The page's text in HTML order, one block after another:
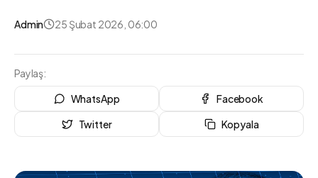
Admin 25 Şubat 2026, 06:00
Paylaş:
WhatsApp
Facebook
Twitter
Kopyala